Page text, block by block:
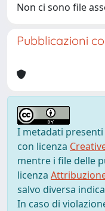
Non ci sono file
Pubblicazioni
I metadati presenti
con licenza
mentre i file delle
licenza
salvo diversa
In caso di